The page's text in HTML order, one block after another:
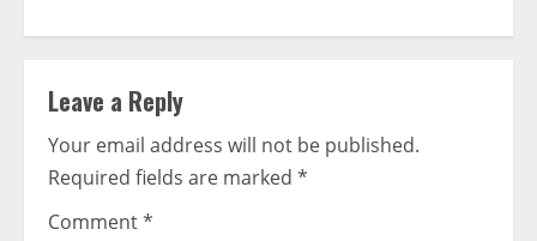
Leave a Reply
Your email address will not be published.
Required fields are marked *
Comment*